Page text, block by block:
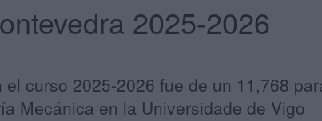
2025-2026
curso 2025-2026 fue de un 11,768
Mecánica en la Universidade de Vigo